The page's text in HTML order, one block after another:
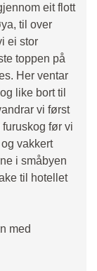
eit flott
til over
ei stor
toppen på
Her ventar
like bort til
vi først
før vi
vakkert
i småbyen
til hotellet
med